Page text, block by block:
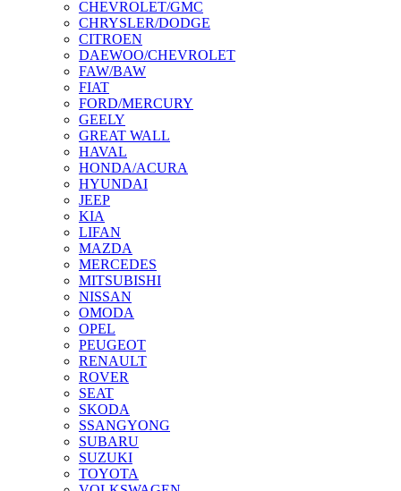
CHEVROLET/GMC
CHRYSLER/DODGE
CITROEN
DAEWOO/CHEVROLET
FAW/BAW
FIAT
FORD/MERCURY
GEELY
GREAT WALL
HAVAL
HONDA/ACURA
HYUNDAI
JEEP
KIA
LIFAN
MAZDA
MERCEDES
MITSUBISHI
NISSAN
OMODA
OPEL
PEUGEOT
RENAULT
ROVER
SEAT
SKODA
SSANGYONG
SUBARU
SUZUKI
TOYOTA